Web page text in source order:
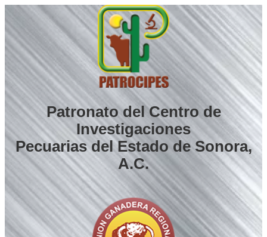
Saltar
al
contenido
Patronato del Centro de
Investigaciones
Pecuarias del Estado de Sonora,
A.C.